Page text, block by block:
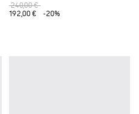
240,00 €
192,00 €
-20%